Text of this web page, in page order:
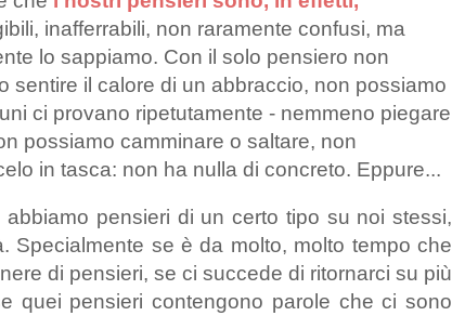
inafferrabili, non raramente confusi, ma
lo sappiamo. Con il solo pensiero non
sentire il calore di un abbraccio, non possiamo
ci provano ripetutamente - nemmeno piegare
possiamo camminare o saltare, non
in tasca: non ha nulla di concreto. Eppure...
pensieri di un certo tipo su noi stessi,
Specialmente se è da molto, molto tempo che
di pensieri, se ci succede di ritornarci su più
quei pensieri contengono parole che ci sono